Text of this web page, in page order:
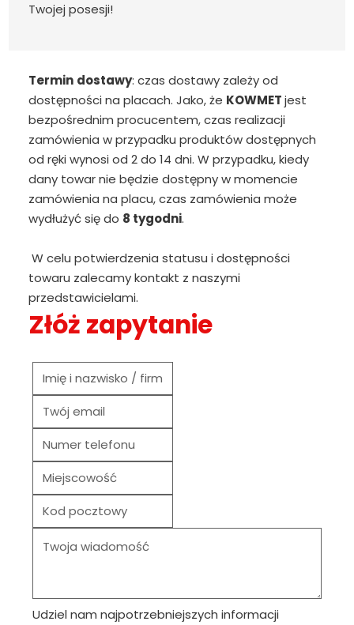
Twojej posesji!
Termin dostawy: czas dostawy zależy od
dostępności na placach. Jako, że KOWMETjest
bezpośrednim procucentem, czas realizacji
zamówienia w przypadku produktów dostępnych
od ręki wynosi od 2 do 14 dni. W przypadku, kiedy
dany towar nie będzie dostępny w momencie
zamówienia na placu, czas zamówienia może
wydłużyć się do 8 tygodni.
W celu potwierdzenia statusu i dostępności
towaru zalecamy kontakt z naszymi
przedstawicielami.
Złóż zapytanie
Udziel nam najpotrzebniejszych informacji